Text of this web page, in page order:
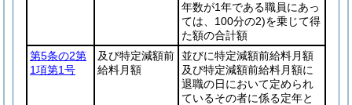
年数が1年である職員にあっ
ては、100分の2)を乗じて得
た額の合計額
第5条の2第
1項第1号
及び特定減額前
給料月額
並びに特定減額前給料月額
及び特定減額前給料月額に
退職の日において定められ
ているその者に係る定年と